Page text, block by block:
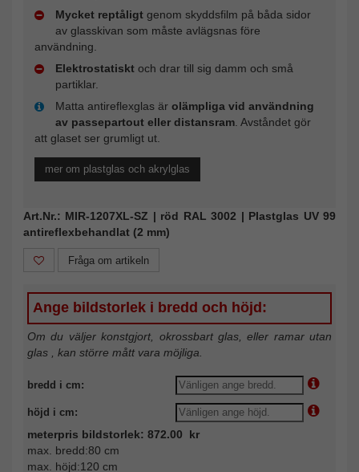
Mycket reptåligt genom skyddsfilm på båda sidor
av glasskivan som måste avlägsnas före
användning.
Elektrostatiskt och drar till sig damm och små
partiklar.
Matta antireflexglas är olämpliga vid användning
av passepartout eller distansram . Avståndet gör
att glaset ser grumligt ut.
mer om plastglas och akrylglas
Art.Nr.: MIR-1207XL-SZ | röd RAL 3002 | Plastglas UV 99
antireflexbehandlat (2 mm)
Fråga om artikeln
Ange bildstorlek i bredd och höjd:
Om du väljer konstgjort, okrossbart glas, eller ramar utan
glas , kan större mått vara möjliga.
bredd i cm:
höjd i cm:
meterpris bildstorlek: 872.00 kr
max. bredd:80 cm
max. höjd:120 cm